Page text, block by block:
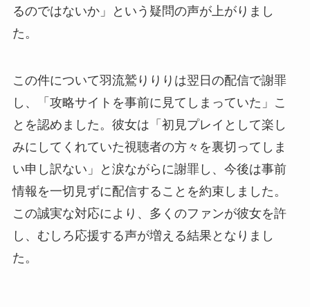
るのではないか」という疑問の声が上がりまし
た。
この件について羽流鷲りりりは翌日の配信で謝罪
し、「攻略サイトを事前に見てしまっていた」こ
とを認めました。彼女は「初見プレイとして楽し
みにしてくれていた視聴者の方々を裏切ってしま
い申し訳ない」と涙ながらに謝罪し、今後は事前
情報を一切見ずに配信することを約束しました。
この誠実な対応により、多くのファンが彼女を許
し、むしろ応援する声が増える結果となりまし
た。